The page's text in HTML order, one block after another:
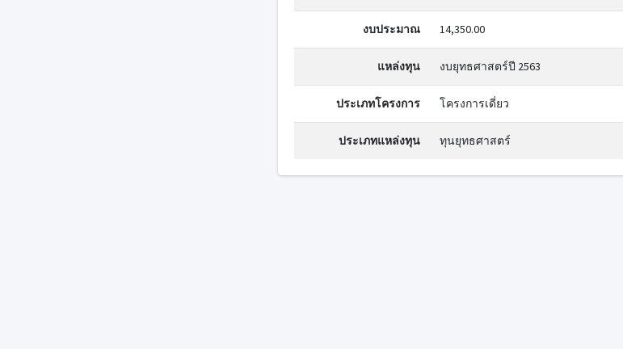
งบประมาณ 14,350.00
แหล่งทุน งบยุทธศาสตร์ปี 2563
ประเภทโครงการ โครงการเดี่ยว
ประเภทแหล่งทุน ทุนยุทธศาสตร์